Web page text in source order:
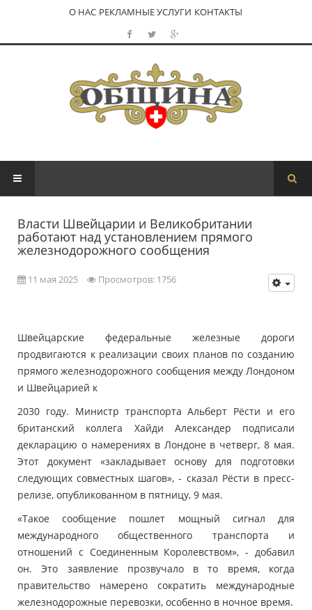
О НАС РЕКЛАМНЫЕ УСЛУГИ КОНТАКТЫ
Власти Швейцарии и Великобритании
работают над установлением прямого
железнодорожного сообщения
11 мая 2025 Просмотров: 1756
Швейцарские федеральные железные дороги
продвигаются к реализации своих планов по созданию
прямого железнодорожного сообщения между Лондоном
и Швейцарией к
2030 году. Министр транспорта Альберт Рёсти и его
британский коллега Хайди Александер подписали
декларацию о намерениях в Лондоне в четверг, 8 мая.
Этот документ «закладывает основу для подготовки
следующих совместных шагов», - сказал Рёсти в пресс-
релизе, опубликованном в пятницу, 9 мая.
«Такое сообщение пошлет мощный сигнал для
международного общественного транспорта и
отношений с Соединенным Королевством», - добавил
он. Это заявление прозвучало в то время, когда
правительство намерено сократить международные
железнодорожные перевозки, особенно в ночное время.